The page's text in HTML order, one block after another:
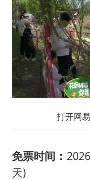
打开网
免票时间：
天)